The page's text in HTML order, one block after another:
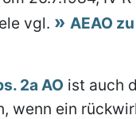
vgl.
AEAO
2a AO ist auch
wenn ein